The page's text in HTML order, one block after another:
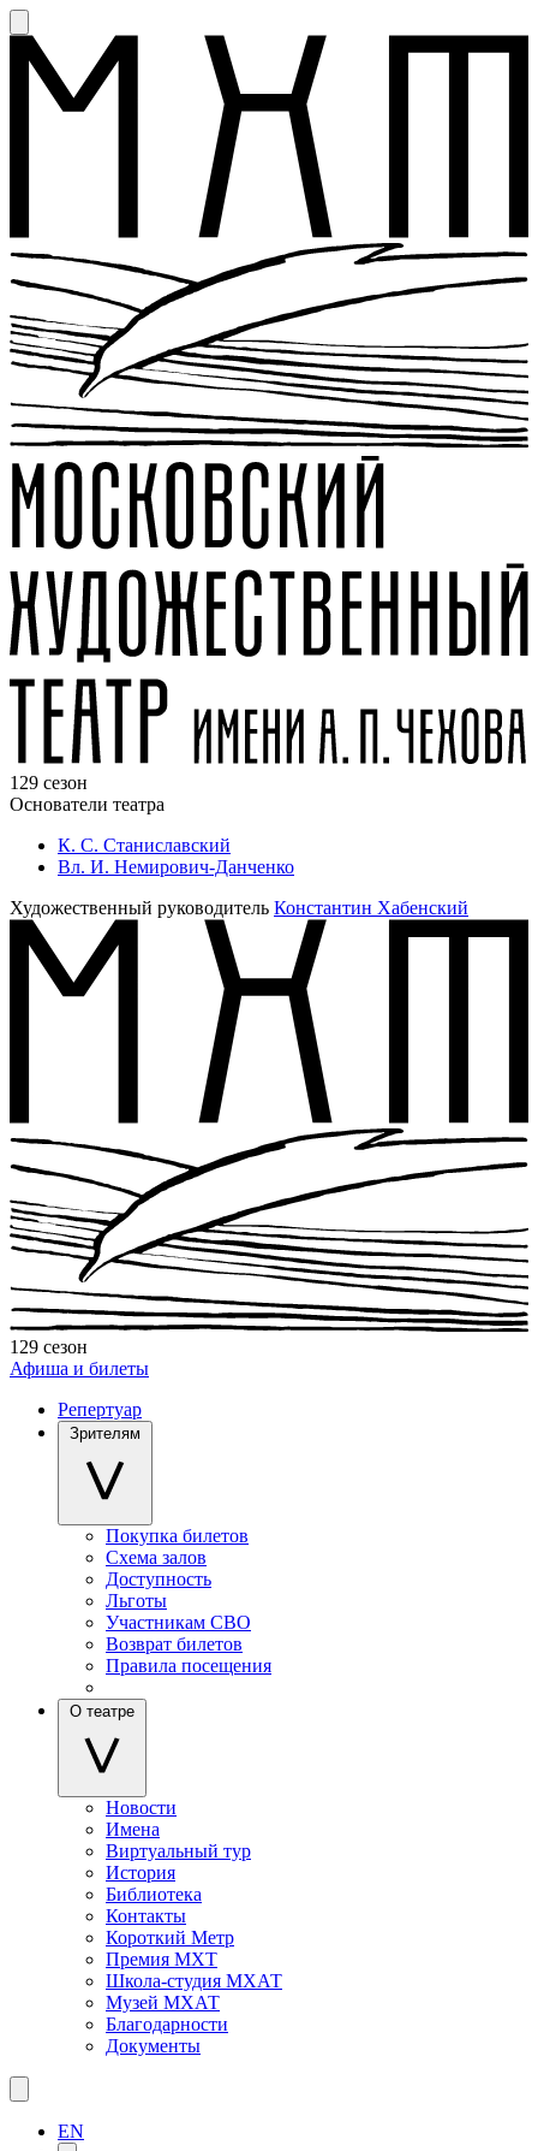
129 сезон
Основатели театра
К. С. Станиславский
Вл. И. Немирович-Данченко
Художественный руководитель Константин Хабенский
129 сезон
Афиша и билеты
Репертуар
Зрителям
Покупка билетов
Схема залов
Доступность
Льготы
Участникам СВО
Возврат билетов
Правила посещения
О театре
Новости
Имена
Виртуальный тур
История
Библиотека
Контакты
Короткий Метр
Премия МХТ
Школа-студия МХАТ
Музей МХАТ
Благодарности
Документы
EN